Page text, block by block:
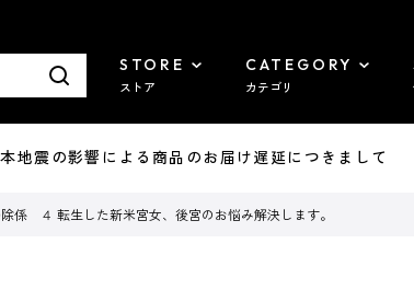
STORE
ストア
CATEGORY
カテゴリ
震の影響による商品のお届け遅延につきまして
係 ４ 転生した新米宮女、後宮のお悩み解決します。